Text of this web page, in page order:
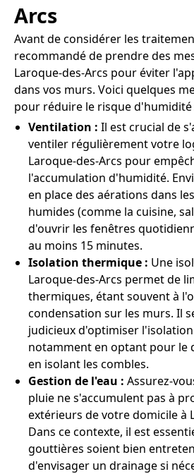
Arcs
Avant de considérer les
recommandé de prendre des
Laroque-des-Arcs pour éviter
dans vos murs. Voici quelques
pour réduire le risque d'humidité
Ventilation : Il est crucial de
ventiler régulièrement votre
Laroque-des-Arcs pour
l'accumulation d'humidité.
en place des aérations dans
humides (comme la cuisine,
d'ouvrir les fenêtres
au moins 15 minutes.
Isolation thermique : Une
Laroque-des-Arcs permet de
thermiques, étant souvent à
condensation sur les murs. Il
judicieux d'optimiser
notamment en optant pour le
en isolant les combles.
Gestion de l'eau : Assurez-
pluie ne s'accumulent pas à
extérieurs de votre domicile à
Dans ce contexte, il est
gouttières soient bien
d'envisager un drainage si